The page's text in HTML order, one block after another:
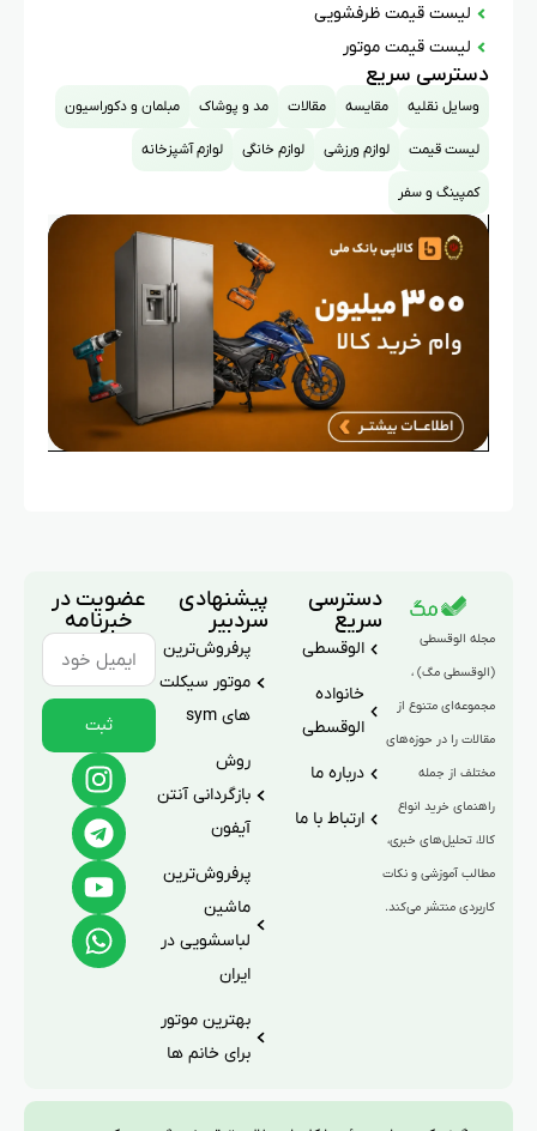
لیست قیمت ظرفشویی
لیست قیمت موتور
دسترسی سریع
وسایل نقلیه مقایسه مقالات مد و پوشاک مبلمان و دکوراسیون
لیست قیمت لوازم ورزشی لوازم خانگی لوازم آشپزخانه
کمپینگ و سفر
مجله الوقسطی
(الوقسطی مگ) ،
مجموعه‌ای متنوع از
مقالات را در حوزه‌های
مختلف از جمله
راهنمای خرید انواع
کالا، تحلیل‌های خبری،
مطالب آموزشی و نکات
کاربردی منتشر می‌کند.
دسترسی
سریع
الوقسطی
خانواده
الوقسطی
درباره ما
ارتباط با ما
پیشنهادی
سردبیر
پرفروش‌ترین
موتور سیکلت
های sym
روش
بازگردانی آنتن
آیفون
پرفروش‌ترین
ماشین
لباسشویی در
ایران
بهترین موتور
برای خانم ها
عضویت در
خبرنامه
ثبت